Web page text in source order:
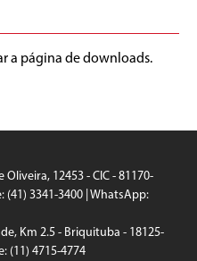
a página de downloads.
12453 - CIC - 81170-
(41) 3341-3400 | WhatsApp:
Km 2.5 - Briquituba - 18125-
(11) 4715-4774